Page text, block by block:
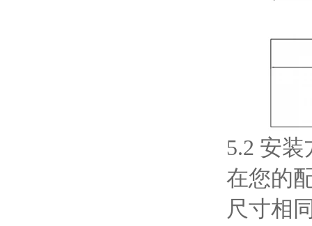
5.2 安装
在您的
尺寸相